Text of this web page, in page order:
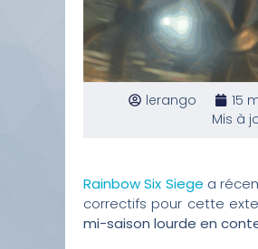
lerango 15
Mis à
Rainbow Six Siege a
correctifs pour cette
mi-saison lourde en